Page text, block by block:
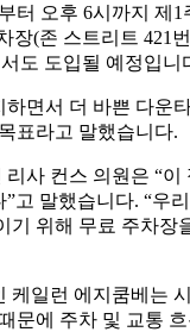
터 오후 6시까지 제1
장(존 스트리트 421번
도 도입될 예정입니
면서 더 바쁜 다운
표라고 말했습니다.
사 컨스 의원은 “이
고 말했습니다. “우리
기 위해 무료 주차장
케일런 에지쿰베는
문에 주차 및 교통